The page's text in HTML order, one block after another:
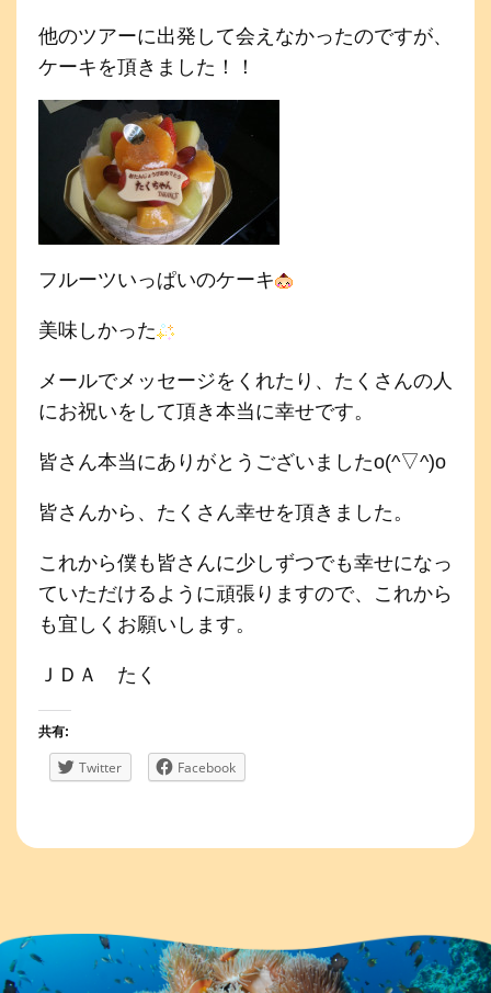
他のツアーに出発して会えなかったのですが、
ケーキを頂きました！！
フルーツいっぱいのケーキ
美味しかった
メールでメッセージをくれたり、たくさんの人
にお祝いをして頂き本当に幸せです。
皆さん本当にありがとうございましたo(^▽^)o
皆さんから、たくさん幸せを頂きました。
これから僕も皆さんに少しずつでも幸せになっ
ていただけるように頑張りますので、これから
も宜しくお願いします。
ＪＤＡ たく
共有:
Twitter Facebook